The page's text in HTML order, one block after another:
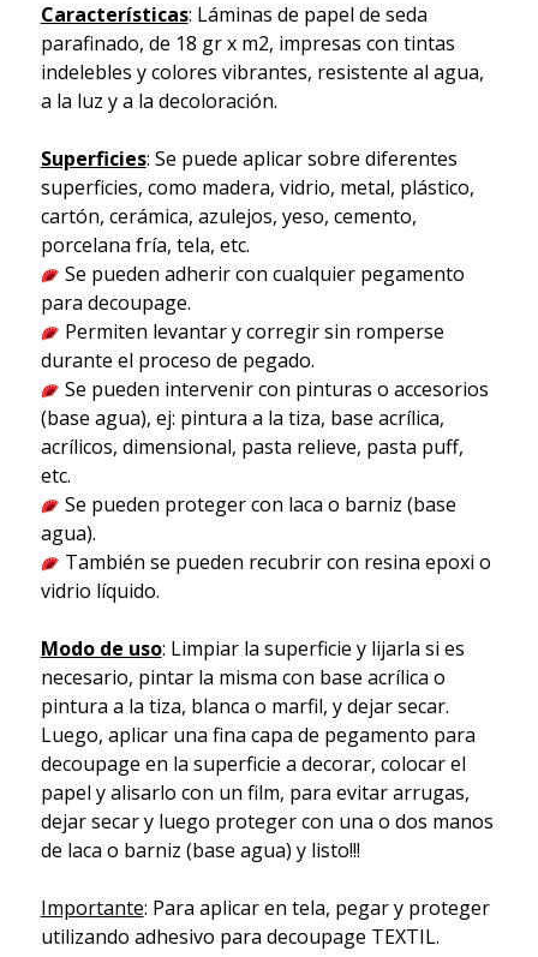
Características: Láminas de papel de seda
parafinado, de 18 gr x m2, impresas con tintas
indelebles y colores vibrantes, resistente al agua,
a la luz y a la decoloración.
Superficies: Se puede aplicar sobre diferentes
superficies, como madera, vidrio, metal, plástico,
cartón, cerámica, azulejos, yeso, cemento,
porcelana fría, tela, etc.
Se pueden adherir con cualquier pegamento
para decoupage.
Permiten levantar y corregir sin romperse
durante el proceso de pegado.
Se pueden intervenir con pinturas o accesorios
(base agua), ej: pintura a la tiza, base acrílica,
acrílicos, dimensional, pasta relieve, pasta puff,
etc.
Se pueden proteger con laca o barniz (base
agua).
También se pueden recubrir con resina epoxi o
vidrio líquido.
Modo de uso: Limpiar la superficie y lijarla si es
necesario, pintar la misma con base acrílica o
pintura a la tiza, blanca o marfil, y dejar secar.
Luego, aplicar una fina capa de pegamento para
decoupage en la superficie a decorar, colocar el
papel y alisarlo con un film, para evitar arrugas,
dejar secar y luego proteger con una o dos manos
de laca o barniz (base agua) y listo!!!
Importante: Para aplicar en tela, pegar y proteger
utilizando adhesivo para decoupage TEXTIL.